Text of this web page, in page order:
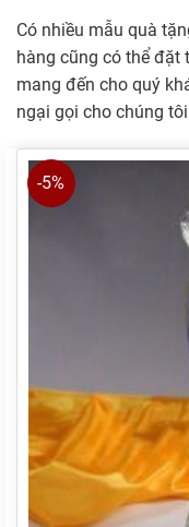
Có nhiều mẫu quà
hàng cũng có thể đặt
mang đến cho quý
ngại gọi cho chúng
-5%